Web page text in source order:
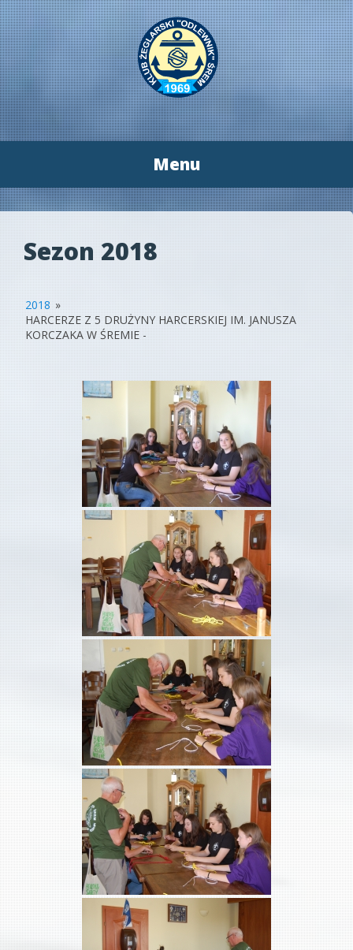
Menu
Przeskocz
do
Sezon 2018
2018 »
HARCERZE Z 5 DRUŻYNY HARCERSKIEJ IM. JANUSZA
KORCZAKA W ŚREMIE -